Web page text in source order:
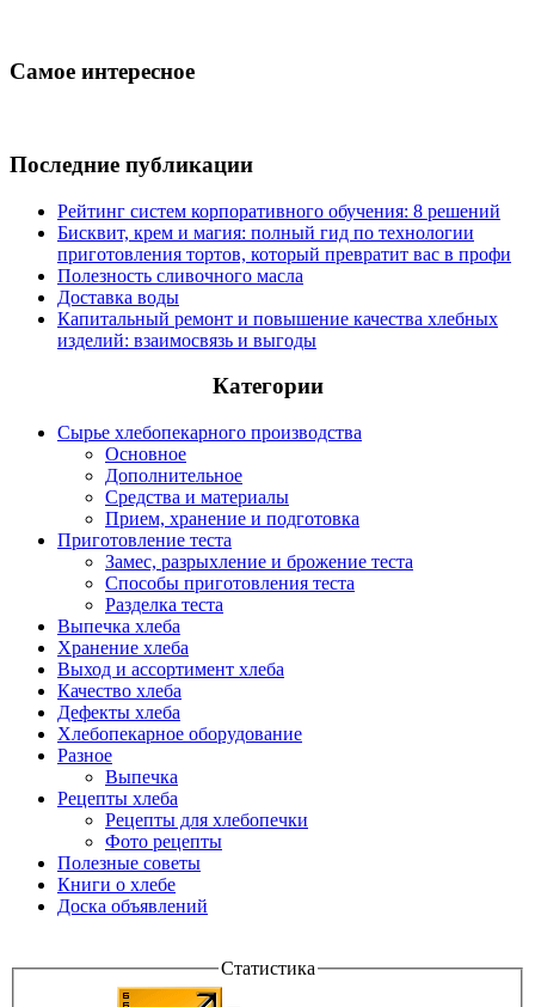
Самое интересное
Последние публикации
Рейтинг систем корпоративного обучения: 8 решений
Бисквит, крем и магия: полный гид по технологии
приготовления тортов, который превратит вас в профи
Полезность сливочного масла
Доставка воды
Капитальный ремонт и повышение качества хлебных
изделий: взаимосвязь и выгоды
Категории
Сырье хлебопекарного производства
Основное
Дополнительное
Средства и материалы
Прием, хранение и подготовка
Приготовление теста
Замес, разрыхление и брожение теста
Способы приготовления теста
Разделка теста
Выпечка хлеба
Хранение хлеба
Выход и ассортимент хлеба
Качество хлеба
Дефекты хлеба
Хлебопекарное оборудование
Разное
Выпечка
Рецепты хлеба
Рецепты для хлебопечки
Фото рецепты
Полезные советы
Книги о хлебе
Доска объявлений
Статистика